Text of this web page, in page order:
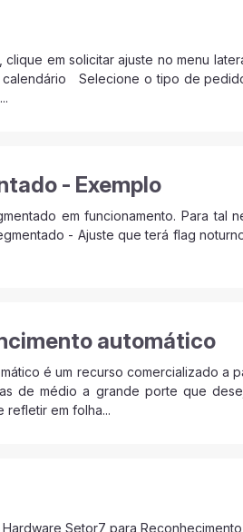
em solicitar ajuste no menu
Selecione o tipo de
- Exemplo
em funcionamento. Para tal
- Ajuste que terá flag
automático
é um recurso comercializado a
de médio a grande porte que
refletir em folha...
Setor7 para